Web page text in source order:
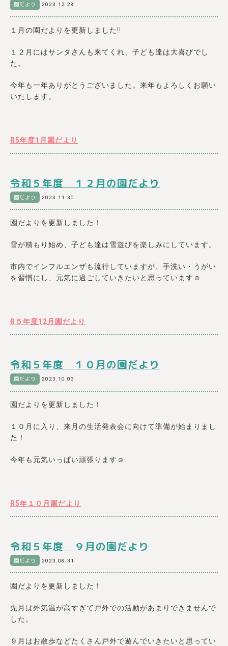
園だより 2023.12.28
１月の園だよりを更新しました!!
１２月にはサンタさんも来てくれ、子ども達は大喜びでし
た。
今年も一年ありがとうございました。来年もよろしくお願い
いたします。
R5年度1月園だより
令和５年度 １２月の園だより
園だより 2023.11.30
園だよりを更新しました！
雪が積もり始め、子ども達は雪遊びを楽しみにしています。
市内でインフルエンザも流行していますが、手洗い・うがい
を習慣にし、元気に過ごしていきたいと思っています☺
R５年度12月園だより
令和５年度 １０月の園だより
園だより 2023.10.03
園だよりを更新しました！
１０月に入り、来月の生活発表会に向けて準備が始まりまし
た！
今年も元気いっぱい頑張ります☺
R5年１０月園だより
令和５年度 ９月の園だより
園だより 2023.08.31
園だよりを更新しました！
先月は外気温が高すぎて戸外での活動があまりできませんで
した。
９月はお散歩などたくさん戸外で遊んでいきたいと思ってい